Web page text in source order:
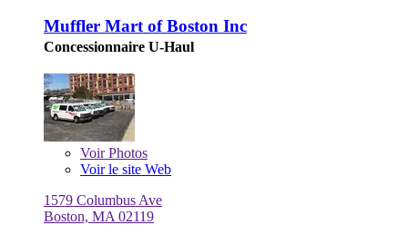
Muffler Mart of Boston Inc
Concessionnaire U-Haul
VoirPhotos
Voir le site Web
1579 Columbus Ave
Boston, MA 02119